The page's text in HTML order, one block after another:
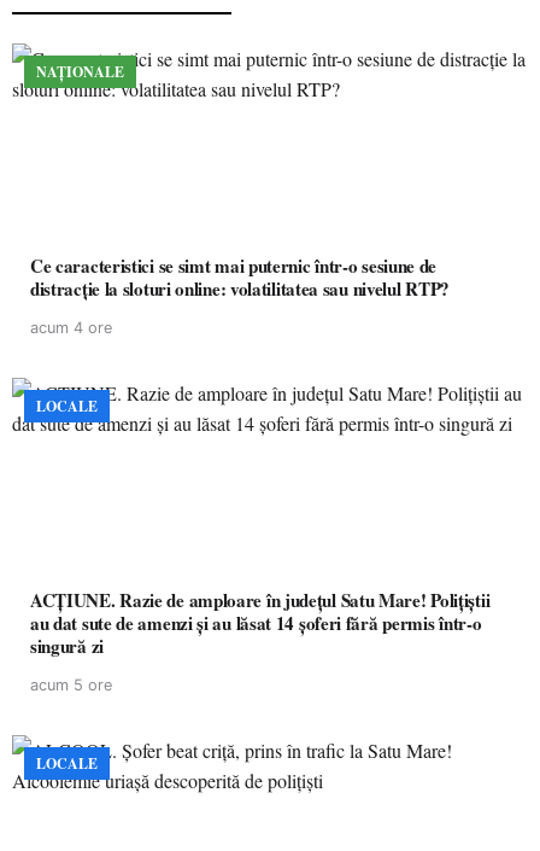
NAȚIONALE
Ce caracteristici se simt mai puternic într-o sesiune de
distracție la sloturi online: volatilitatea sau nivelul RTP?
acum 4 ore
LOCALE
ACȚIUNE. Razie de amploare în județul Satu Mare! Polițiștii
au dat sute de amenzi și au lăsat 14 șoferi fără permis într-o
singură zi
acum 5 ore
LOCALE